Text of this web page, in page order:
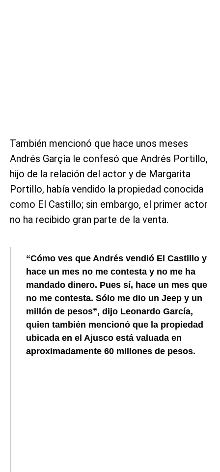
También mencionó que hace unos meses
Andrés Garçía le confesó que Andrés Portillo,
hijo de la relación del actor y de Margarita
Portillo, había vendido la propiedad conocida
como El Castillo; sin embargo, el primer actor
no ha recibido gran parte de la venta.
“Cómo ves que Andrés vendió El Castillo y
hace un mes no me contesta y no me ha
mandado dinero. Pues sí, hace un mes que
no me contesta. Sólo me dio un Jeep y un
millón de pesos”, dijo Leonardo García,
quien también mencionó que la propiedad
ubicada en el Ajusco está valuada en
aproximadamente 60 millones de pesos.